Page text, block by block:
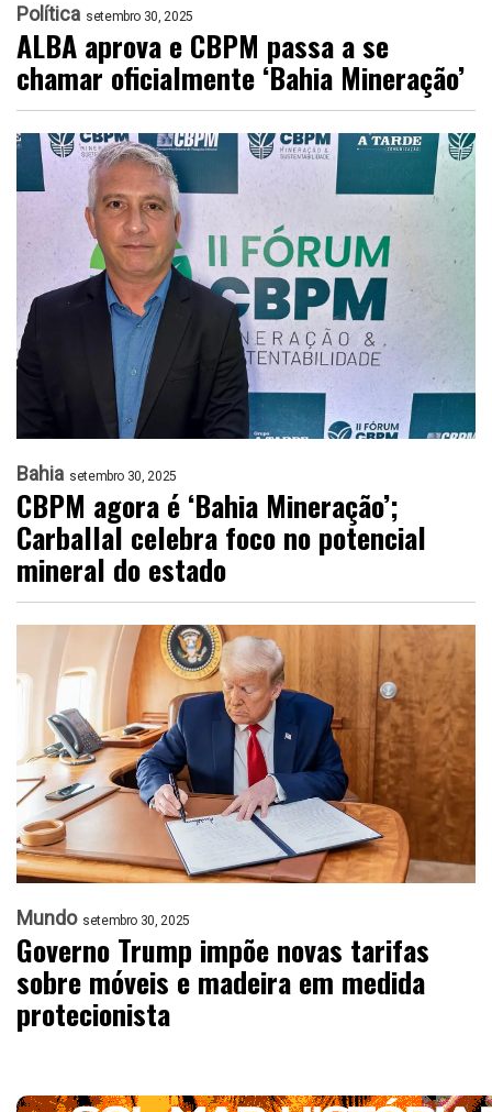
Política setembro 30, 2025
ALBA aprova e CBPM passa a se
chamar oficialmente ‘Bahia Mineração’
Bahia setembro 30, 2025
CBPM agora é ‘Bahia Mineração’;
Carballal celebra foco no potencial
mineral do estado
Mundo setembro 30, 2025
Governo Trump impõe novas tarifas
sobre móveis e madeira em medida
protecionista